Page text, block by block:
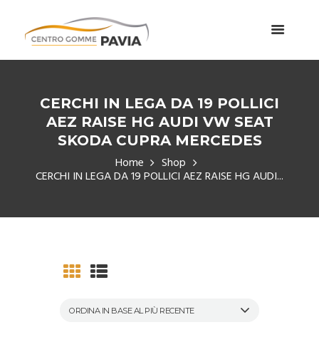
CERCHI IN LEGA DA 19 POLLICI
AEZ RAISE HG AUDI VW SEAT
SKODA CUPRA MERCEDES
Home Shop
CERCHI IN LEGA DA 19 POLLICI AEZ RAISE HG AUDI...